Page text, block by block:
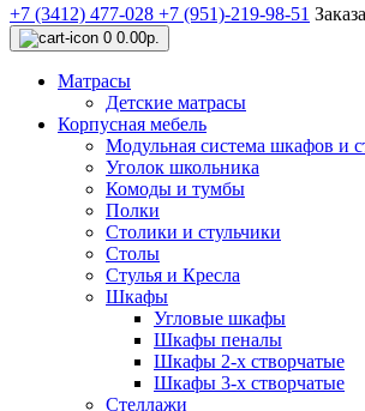
+7 (3412) 477-028 +7 (951)-219-98-51
0 0.00р.
Матрасы
Детские матрасы
Корпусная мебель
Модульная система шкафов и
Уголок школьника
Комоды и тумбы
Полки
Столики и стульчики
Столы
Стулья и Кресла
Шкафы
Угловые шкафы
Шкафы пеналы
Шкафы 2-х створчатые
Шкафы 3-х створчатые
Стеллажи